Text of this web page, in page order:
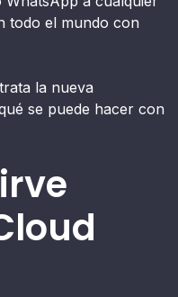
todo el mundo con
la nueva
se puede hacer con